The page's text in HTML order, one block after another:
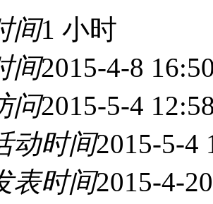
间1 小时
间2015-4-8
问2015-5-4
动时间2015-5-4
表时间2015-4-